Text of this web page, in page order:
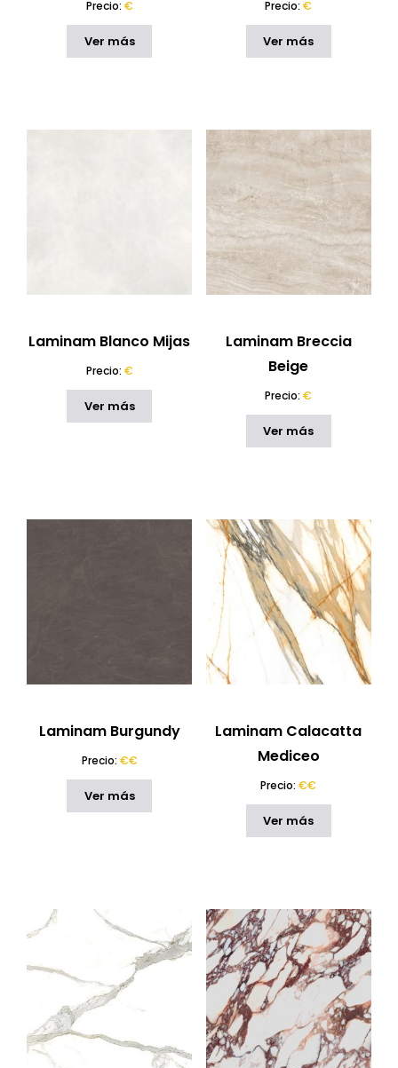
Precio: €
Ver más
Precio:€
Ver más
Laminam Blanco Mijas
Precio: €
Ver más
Laminam Breccia
Beige
Precio:€
Ver más
Laminam Burgundy
Precio: €€
Ver más
Laminam Calacatta
Mediceo
Precio:€€
Ver más